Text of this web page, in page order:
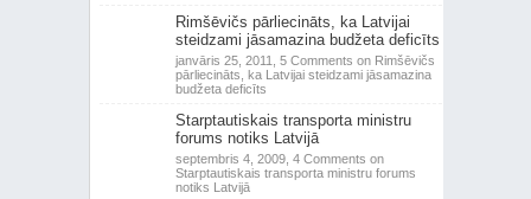
Rimšēvičs pārliecināts, ka Latvijai
steidzami jāsamazina budžeta deficīts
janvāris 25, 2011, 5 Comments on Rimšēvičs
pārliecināts, ka Latvijai steidzami jāsamazina
budžeta deficīts
Starptautiskais transporta ministru
forums notiks Latvijā
septembris 4, 2009, 4 Comments on
Starptautiskais transporta ministru forums
notiks Latvijā